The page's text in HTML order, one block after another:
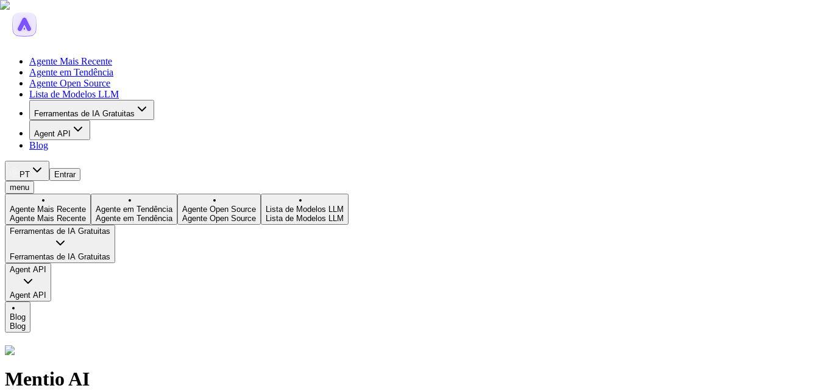
Agente Mais Recente
Agente em Tendência
Agente Open Source
Lista de Modelos LLM
Ferramentas de IA Gratuitas
Agent API
Blog
PT
Entrar
menu
Agente Mais Recente
Agente Mais Recente
Agente em Tendência
Agente em Tendência
Agente Open Source
Agente Open Source
Lista de Modelos LLM
Lista de Modelos LLM
Ferramentas de IA Gratuitas
Ferramentas de IA Gratuitas
Agent API
Agent API
Blog
Blog
Mentio AI